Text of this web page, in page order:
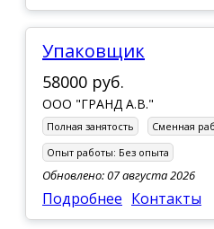
Упаковщик
58000 руб.
ООО "ГРАНД А.В."
Полная занятость
Сменная
Опыт работы: Без опыта
Обновлено: 07 августа 2026
Подробнее Контакты